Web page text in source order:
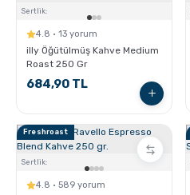
Çekirdek Kahve
Hindiba Kahvesi
Öğütülmüş Kahve
Soğuk Kahve
Kahve Öğütücüleri
Tartı ve Ölçüler
Termoslar
Sertlik:
4.8 · 13 yorum
illy Öğütülmüş Kahve Medium
Roast 250 Gr
684,90 TL
Freshroast
Sertlik:
4.8 · 589 yorum